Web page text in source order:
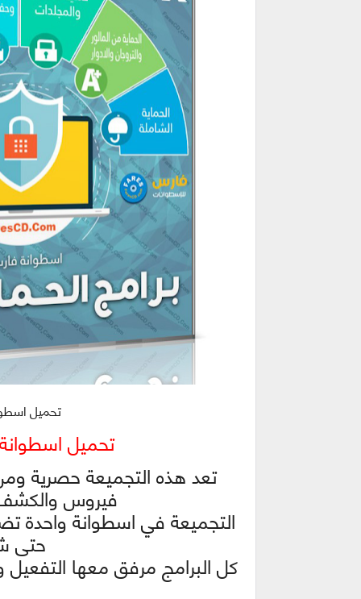
تحميل
تحميل اسطوانة
تعد هذه التجميعة حصرية
فيروس
التجميعة في اسطوانة واحدة
حتى
كل البرامج مرفق معها